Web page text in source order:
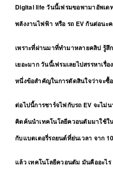
Digital life วันนี้เฟรมขอพามาอัพเด
พลังงานไฟฟ้า หรือ รถ EV กันต่อนะ
เพราะที่ผ่านมาที่ทำมาหลายคลิป รู้
เยอะมาก วันนี้เฟรมเลยไปสรรหาเรื่
หนึ่งข้อสำคัญในการตัดสินใจว่าจะซื้
ต่อไปนี้การชาร์จไฟกับรถ EV จะไม่
คิดค้นนำเทคโนโลยีควอนตัมมาใช้ใ
กับแบตเตอรี่รถยนต์ที่ย่นเวลา จาก
แล้ว เทคโนโลยีควอนตัม มันคืออะไร